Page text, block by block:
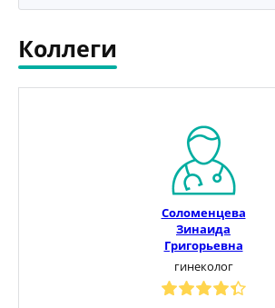
Коллеги
Соломенцева
Зинаида
Григорьевна
гинеколог